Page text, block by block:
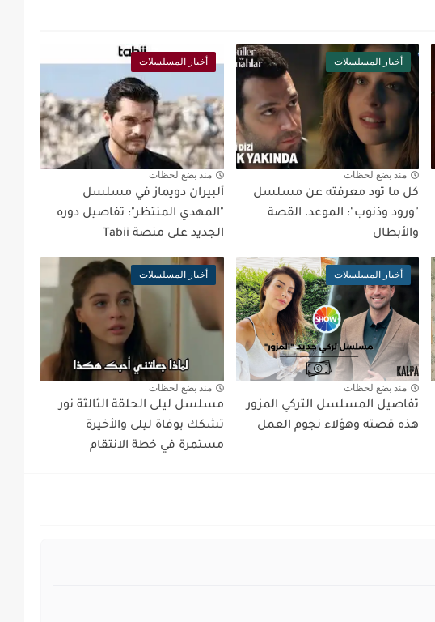
أخبار المسلسلات
منذ بضع لحظات
كل ما تود معرفته عن مسلسل
"ورود وذنوب": الموعد، القصة
والأبطال
أخبار المسلسلات
منذ بضع لحظات
ألبيران دويماز في مسلسل
"المهدي المنتظر": تفاصيل دوره
الجديد على منصة Tabii
أخبار المسلسلات
منذ بضع لحظات
تفاصيل المسلسل التركي المزور
هذه قصته وهؤلاء نجوم العمل
أخبار المسلسلات
منذ بضع لحظات
مسلسل ليلى الحلقة الثالثة نور
تشكك بوفاة ليلى والأخيرة
مستمرة في خطة الانتقام